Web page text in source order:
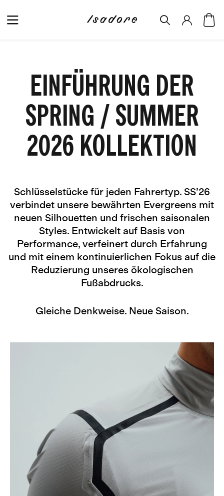
EINFÜHRUNG DER
SPRING / SUMMER
2026 KOLLEKTION
Schlüsselstücke für jeden Fahrertyp. SS’26
verbindet unsere bewährten Evergreens mit
neuen Silhouetten und frischen saisonalen
Styles. Entwickelt auf Basis von
Performance, verfeinert durch Erfahrung
und mit einem kontinuierlichen Fokus auf die
Reduzierung unseres ökologischen
Fußabdrucks.
Gleiche Denkweise. Neue Saison.